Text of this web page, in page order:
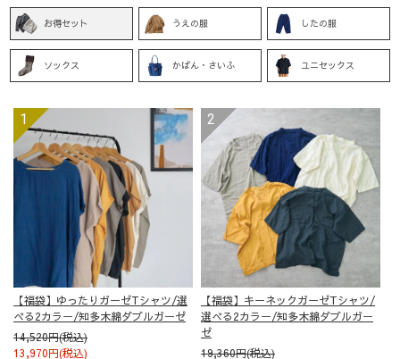
お得セット うえの服 したの服
ソックス かばん・さいふ ユニセックス
【福袋】ゆったりガーゼTシャツ/選
べる2カラー/知多木綿ダブルガーゼ
14,520円(税込)
13,970円(税込)
【福袋】キーネックガーゼTシャツ/
選べる2カラー/知多木綿ダブルガー
ゼ
19,360円(税込)